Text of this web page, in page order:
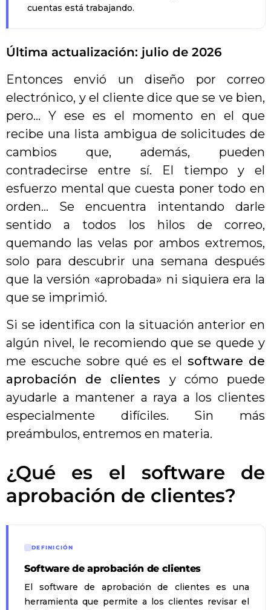
cuentas está trabajando.
Última actualización: julio de 2026
Entonces envió un diseño por correo
electrónico, y el cliente dice que se ve bien,
pero… Y ese es el momento en el que
recibe una lista ambigua de solicitudes de
cambios que, además, pueden
contradecirse entre sí. El tiempo y el
esfuerzo mental que cuesta poner todo en
orden… Se encuentra intentando darle
sentido a todos los hilos de correo,
quemando las velas por ambos extremos,
solo para descubrir una semana después
que la versión «aprobada» ni siquiera era la
que se imprimió.
Si se identifica con la situación anterior en
algún nivel, le recomiendo que se quede y
me escuche sobre qué es elsoftware de
aprobación de clientes y cómo puede
ayudarle a mantener a raya a los clientes
especialmente difíciles. Sin más
preámbulos, entremos en materia.
¿Qué es el software de
aprobación de clientes?
DEFINICIÓN
Software de aprobación de clientes
El software de aprobación de clientes es una
herramienta que permite a los clientes revisar el